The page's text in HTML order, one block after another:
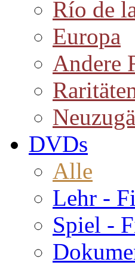
Río de
Europa
Andere
DVDs
Alle
Lehr -
Spiel -